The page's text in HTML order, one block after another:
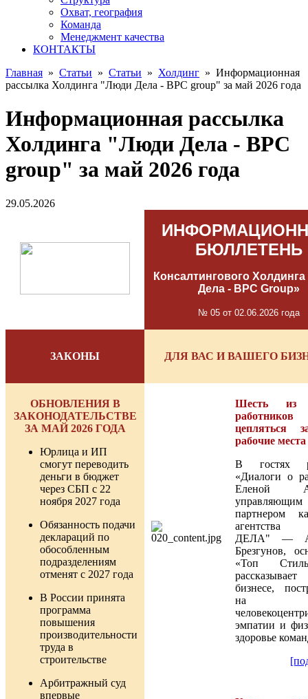
Охват, география
Команда
Менеджмент качества
КОНТАКТЫ
Главная » Статьи » Статьи » Холдинг » Информационная
рассылка Холдинга "Люди Дела - BPC group" за май 2026 года
Информационная рассылка
Холдинга "Люди Дела - BPC
group" за май 2026 года
29.05.2026
БЮЛЛЕТЕНЬ
Консалтингового
Дела - BPC Group»
№ 05 от 02.06.2026 года
ЗАКОНЫ ДЛЯ ВАС И ВАШЕГО
ОБНОВЛЕНИЯ В
ЗАКОНОДАТЕЛЬСТВЕ
ЗА МАЙ 2026 ГОДА
Юрлица и ИП
смогут переводить
деньги в бюджет
через СБП с 22
ноября 2027 года
Обязанность подачи
деклараций по
обособленным
подразделениям
отменят с 2027 года
В России принята
программа
повышения
производительности
труда в
строительстве
Арбитражный суд
впервые
Шесть из
цепляться
рабочие места
В гостях
«Диалоги о
Еленой
управляющим
партнером
ДЕЛА" —
Брезгунов,
«Топ
бизнесе,
на
эмпатии и
здоровье